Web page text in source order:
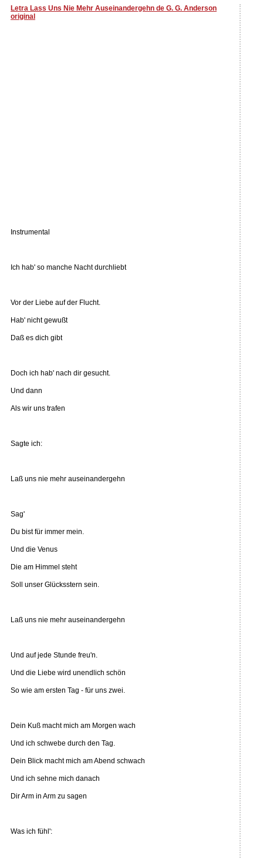
Letra Lass Uns Nie Mehr Auseinandergehn de G. G. Anderson
original
Instrumental
Ich hab' so manche Nacht durchliebt
Vor der Liebe auf der Flucht.
Hab' nicht gewußt
Daß es dich gibt
Doch ich hab' nach dir gesucht.
Und dann
Als wir uns trafen
Sagte ich:
Laß uns nie mehr auseinandergehn
Sag'
Du bist für immer mein.
Und die Venus
Die am Himmel steht
Soll unser Glücksstern sein.
Laß uns nie mehr auseinandergehn
Und auf jede Stunde freu'n.
Und die Liebe wird unendlich schön
So wie am ersten Tag - für uns zwei.
Dein Kuß macht mich am Morgen wach
Und ich schwebe durch den Tag.
Dein Blick macht mich am Abend schwach
Und ich sehne mich danach
Dir Arm in Arm zu sagen
Was ich fühl':